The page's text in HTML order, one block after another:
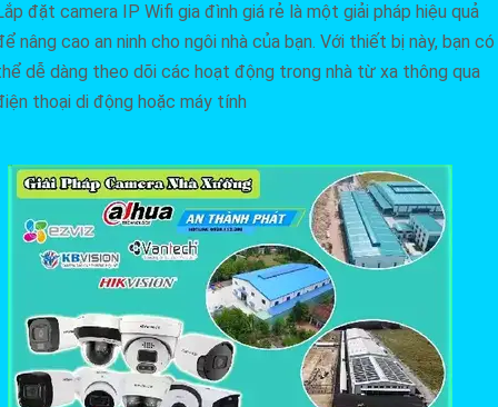
đặt camera IP Wifi gia đình giá rẻ là một giải pháp hiệu quả
nâng cao an ninh cho ngôi nhà của bạn. Với thiết bị này, bạn có
dễ dàng theo dõi các hoạt động trong nhà từ xa thông qua
thoại di động hoặc máy tính